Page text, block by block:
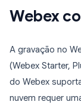
Webex
A gravação no
(Webex Starter,
do Webex
nuvem requer